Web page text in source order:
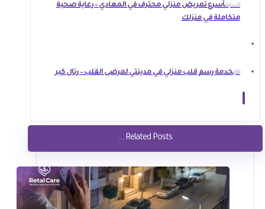
السابقأسرع تمريض منزلي محترف في المعادي – رعاية صحية
متكاملة في منزلك
التاليخدمة رسم قلب منزلي في مدينتي لمرضى القلب – رتال كير
Related Posts ...